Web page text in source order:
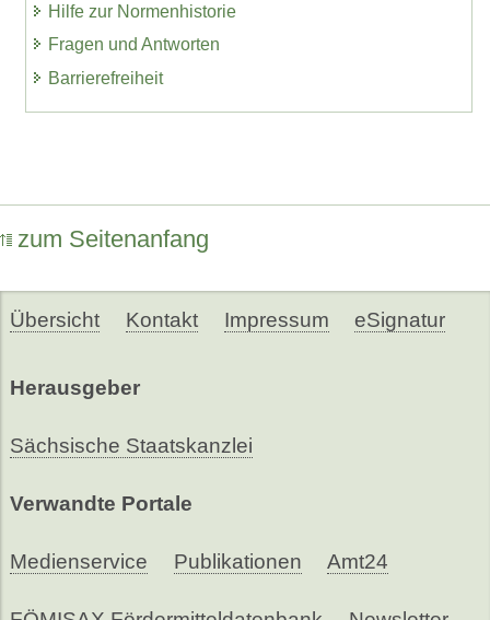
Hilfe zur Normenhistorie
Fragen und Antworten
Barrierefreiheit
zum Seitenanfang
Übersicht Kontakt Impressum eSignatur
Herausgeber
Sächsische Staatskanzlei
Verwandte Portale
Medienservice Publikationen Amt24